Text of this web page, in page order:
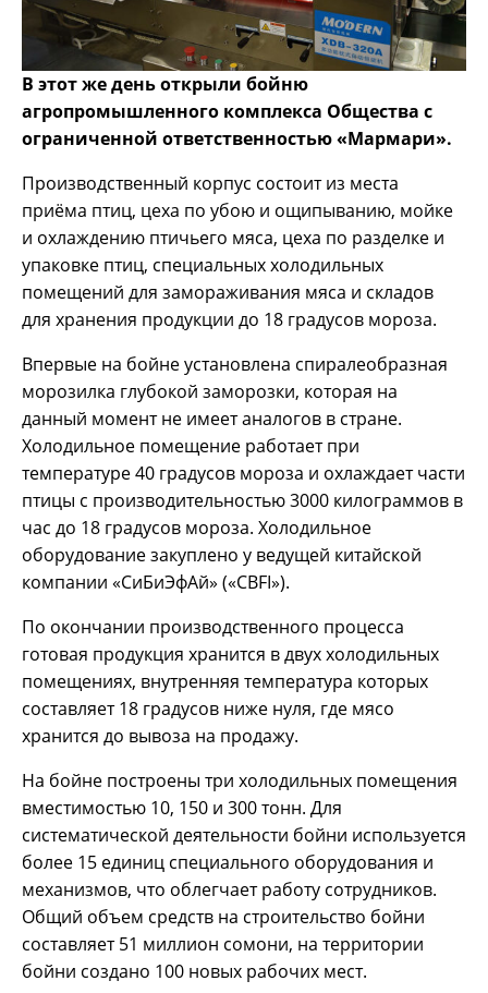
В этот же день открыли бойню
агропромышленного комплекса Общества с
ограниченной ответственностью «Мармари».
Производственный корпус состоит из места
приёма птиц, цеха по убою и ощипыванию, мойке
и охлаждению птичьего мяса, цеха по разделке и
упаковке птиц, специальных холодильных
помещений для замораживания мяса и складов
для хранения продукции до 18 градусов мороза.
Впервые на бойне установлена спиралеобразная
морозилка глубокой заморозки, которая на
данный момент не имеет аналогов в стране.
Холодильное помещение работает при
температуре 40 градусов мороза и охлаждает части
птицы с производительностью 3000 килограммов в
час до 18 градусов мороза. Холодильное
оборудование закуплено у ведущей китайской
компании «СиБиЭфАй» («CBFI»).
По окончании производственного процесса
готовая продукция хранится в двух холодильных
помещениях, внутренняя температура которых
составляет 18 градусов ниже нуля, где мясо
хранится до вывоза на продажу.
На бойне построены три холодильных помещения
вместимостью 10, 150 и 300 тонн. Для
систематической деятельности бойни используется
более 15 единиц специального оборудования и
механизмов, что облегчает работу сотрудников.
Общий объем средств на строительство бойни
составляет 51 миллион сомони, на территории
бойни создано 100 новых рабочих мест.